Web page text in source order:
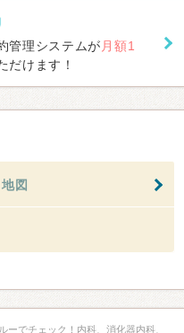
管理システムが 月額1
だけます！
地図
でチェック！内科、消化器内科、